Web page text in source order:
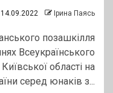
14.09.2022 Ірина Паясь
позашкілля
Всеукраїнського
області на
серед юнаків з...